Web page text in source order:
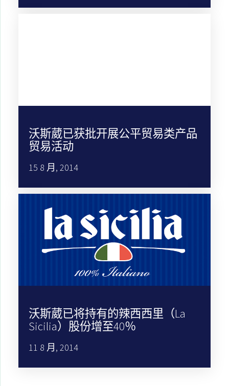
沃斯葳已获批开展公平贸易类产品
贸易活动
15 8 月, 2014
沃斯葳已将持有的辣西西里（La
Sicilia）股份增至40％
11 8 月, 2014